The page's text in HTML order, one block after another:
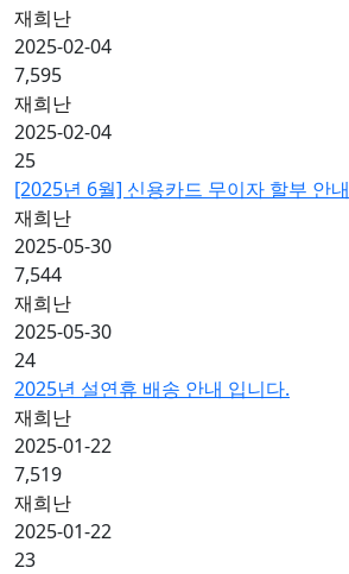
재희난
2025-02-04
7,595
재희난
2025-02-04
25
[2025년 6월] 신용카드 무이자 할부 안내
재희난
2025-05-30
7,544
재희난
2025-05-30
24
2025년 설연휴 배송 안내 입니다.
재희난
2025-01-22
7,519
재희난
2025-01-22
23